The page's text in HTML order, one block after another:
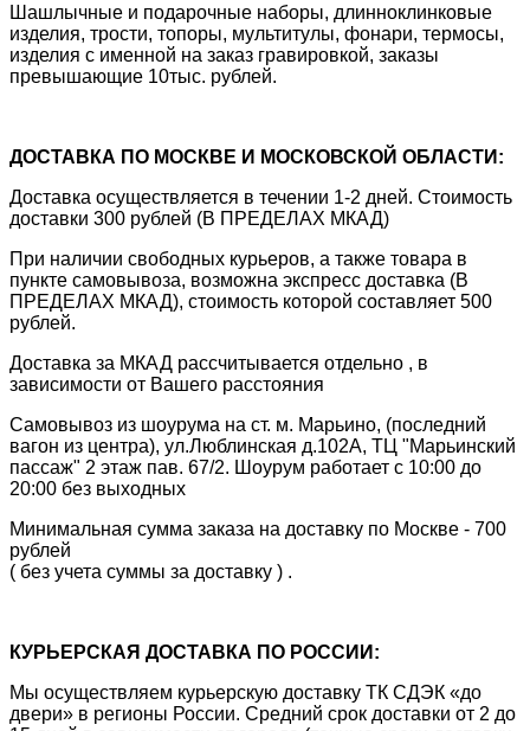
Шашлычные и подарочные наборы, длинноклинковые
изделия, трости, топоры, мультитулы, фонари, термосы,
изделия с именной на заказ гравировкой, заказы
превышающие 10тыс. рублей.
ДОСТАВКА ПО МОСКВЕ И МОСКОВСКОЙ ОБЛАСТИ:
Доставка осуществляется в течении 1-2 дней. Стоимость
доставки 300 рублей (В ПРЕДЕЛАХ МКАД)
При наличии свободных курьеров, а также товара в
пункте самовывоза, возможна экспресс доставка (В
ПРЕДЕЛАХ МКАД), стоимость которой составляет 500
рублей.
Доставка за МКАД рассчитывается отдельно , в
зависимости от Вашего расстояния
Самовывоз из шоурума на ст. м. Марьино, (последний
вагон из центра), ул.Люблинская д.102А, ТЦ "Марьинский
пассаж" 2 этаж пав. 67/2. Шоурум работает с 10:00 до
20:00 без выходных
Минимальная сумма заказа на доставку по Москве - 700
рублей
( без учета суммы за доставку ) .
КУРЬЕРСКАЯ ДОСТАВКА ПО РОССИИ:
Мы осуществляем курьерскую доставку ТК СДЭК «до
двери» в регионы России. Средний срок доставки от 2 до